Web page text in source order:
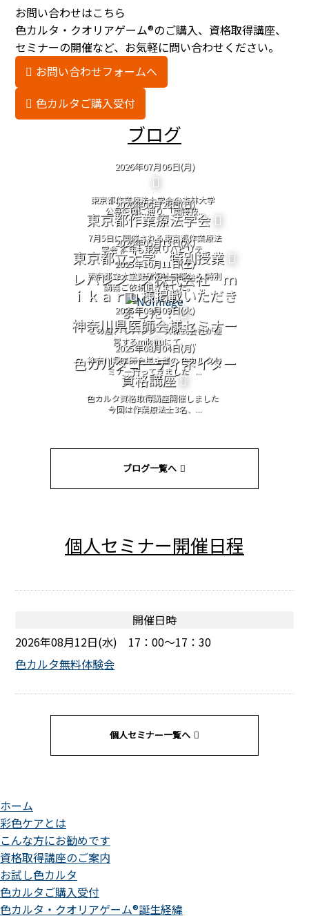
お問い合わせはこちら
色カルタ・クオリアゲーム®のご購入、資格取得講座、
セミナーの開催など、お気軽に問い合わせください。
お問い合わせフォームへ
色カルタご購入受付
ブログ
2026年07月06日(月)
東京都作業療法士学会@杏林大学
公募企画に通り 「面接技...
2026年06月28日(日)
東京都作業療法学会
7月5日に開催される東京都作業療法
学会 本年も東京リハビリテ...
2026年05月13日(水)
東京都立大学 特別授業
東京都立大学健康福祉学部から 特別
講義ご依頼頂きました。 ...
2025年10月11日(土)
レバレジーズ株式会社 ｍ
ｉｋａｒｕ様掲載いただき
ました！
この度、 レバレジーズ株式会社が運
営するmikaruにて、 ...
2025年09月09日(火)
神奈川県医師会様セミナー
神奈川県医師会様主催の 色カルタセ
ミナー行ってきました ...
2025年08月04日(月)
色カルタコーディネイター
資格講座
色カルタ資格取得講座開催しました
今回は作業療法士3名、...
ブログ一覧へ
個人セミナー開催日程
開催日時
2026年08月12日(水) 17：00～17：30
色カルタ無料体験会
個人セミナー一覧へ
ホーム
彩色ケアとは
こんな方にお勧めです
資格取得講座のご案内
お試し色カルタ
色カルタご購入受付
色カルタ・クオリアゲーム®誕生経緯